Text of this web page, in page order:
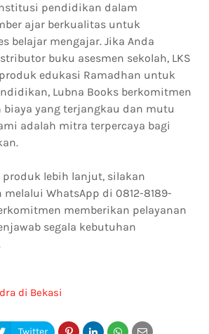
pendidikan dalam
ajar berkualitas untuk
belajar mengajar. Jika Anda
buku asesmen sekolah, LKS
edukasi Ramadhan untuk
Lubna Books berkomitmen
biaya yang terjangkau dan mutu
adalah mitra terpercaya bagi
produk lebih lanjut, silakan
WhatsApp di 0812-8189-
memberikan pelayanan
segala kebutuhan
di Bekasi